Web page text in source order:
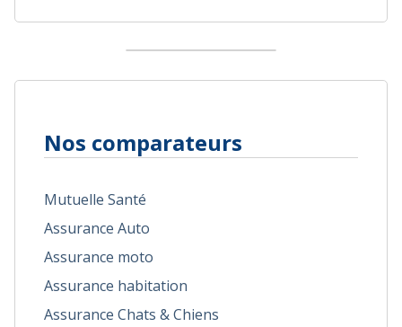
Nos comparateurs
Mutuelle Santé
Assurance Auto
Assurance moto
Assurance habitation
Assurance Chats & Chiens